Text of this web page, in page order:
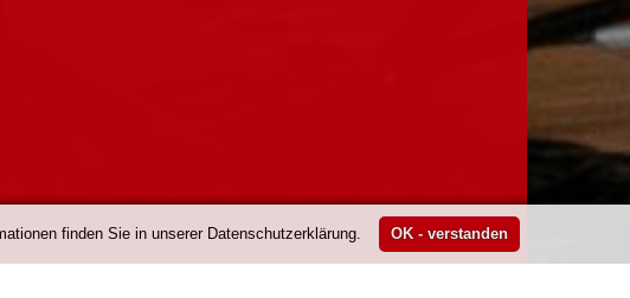
finden Sie in unserer Datenschutzerklärung.